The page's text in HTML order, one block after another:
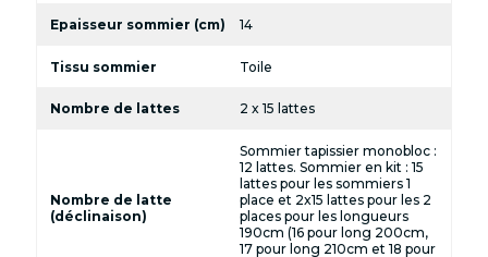
Epaisseur sommier (cm) 14
Tissu sommier Toile
Nombre de lattes 2 x 15 lattes
Nombre de latte
(déclinaison)
Sommier tapissier monobloc :
12 lattes. Sommier en kit : 15
lattes pour les sommiers 1
place et 2x15 lattes pour les 2
places pour les longueurs
190cm (16 pour long 200cm,
17 pour long 210cm et 18 pour